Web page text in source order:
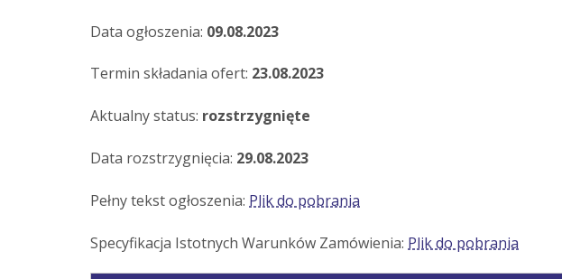
Data ogłoszenia: 09.08.2023
Termin składania ofert: 23.08.2023
Aktualny status: rozstrzygnięte
Data rozstrzygnięcia: 29.08.2023
Pełny tekst ogłoszenia: Plik do pobrania
Specyfikacja Istotnych Warunków Zamówienia: Plik do pobrania